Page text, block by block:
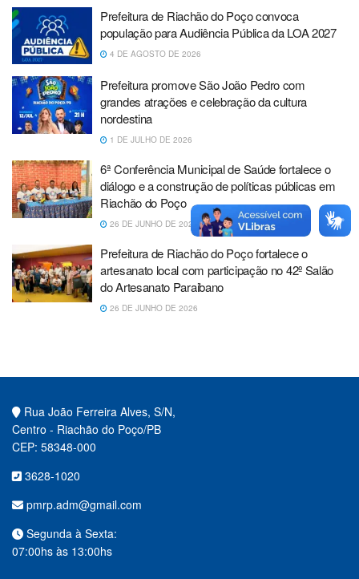
Prefeitura de Riachão do Poço convoca
população para Audiência Pública da LOA 2027
4 DE AGOSTO DE 2026
Prefeitura promove São João Pedro com
grandes atrações e celebração da cultura
nordestina
1 DE JULHO DE 2026
6ª Conferência Municipal de Saúde fortalece o
diálogo e a construção de políticas públicas em
Riachão do Poço
26 DE JUNHO DE 2026
Prefeitura de Riachão do Poço fortalece o
artesanato local com participação no 42º Salão
do Artesanato Paraibano
26 DE JUNHO DE 2026
Rua João Ferreira Alves, S/N,
Centro - Riachão do Poço/PB
CEP: 58348-000
3628-1020
pmrp.adm@gmail.com
Segunda à Sexta:
07:00hs às 13:00hs